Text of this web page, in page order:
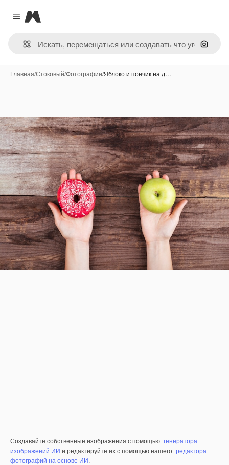
Close menu
Magnific
Поиск
Главная/Стоковый/Фотографии/Яблоко и пончик на д…
Создавайте собственные изображения с помощью генератора
изображений ИИ и редактируйте их с помощью нашего редактора
фотографий на основе ИИ.